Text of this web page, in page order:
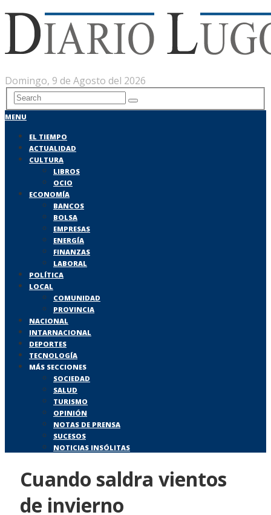
Domingo, 9 de Agosto del 2026
MENU
EL TIEMPO
ACTUALIDAD
CULTURA
LIBROS
OCIO
ECONOMÍA
BANCOS
BOLSA
EMPRESAS
ENERGÍA
FINANZAS
LABORAL
POLÍTICA
LOCAL
COMUNIDAD
PROVINCIA
NACIONAL
INTARNACIONAL
DEPORTES
TECNOLOGÍA
MÁS SECCIONES
SOCIEDAD
SALUD
TURISMO
OPINIÓN
NOTAS DE PRENSA
SUCESOS
NOTICIAS INSÓLITAS
Cuando saldra vientos
de invierno